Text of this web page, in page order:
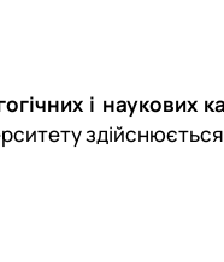
Фотогалерея
Положення
Фотогалерея
Положення
Фотогалерея
і наукових
здійснюється